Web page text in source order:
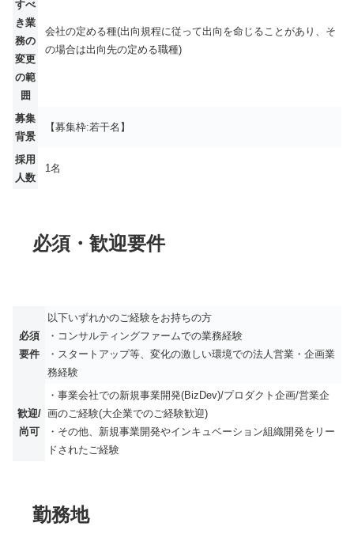
すべ
き業
務の
変更
の範
囲
会社の定める種(出向規程に従って出向を命じることがあり、そ
の場合は出向先の定める職種)
募集
背景
【募集枠:若干名】
採用
人数
1名
必須・歓迎要件
必須
要件
以下いずれかのご経験をお持ちの方
・コンサルティングファームでの業務経験
・スタートアップ等、変化の激しい環境での法人営業・企画業
務経験
歓迎/
尚可
・事業会社での新規事業開発(BizDev)/プロダクト企画/営業企
画のご経験(大企業でのご経験歓迎)
・その他、新規事業開発やインキュベーション組織開発をリー
ドされたご経験
勤務地